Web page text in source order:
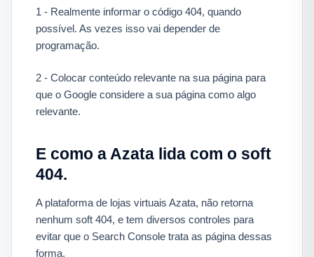
1 - Realmente informar o código 404, quando
possível. As vezes isso vai depender de
programação.
2 - Colocar conteúdo relevante na sua página para
que o Google considere a sua página como algo
relevante.
E como a Azata lida com o soft
404.
A plataforma de lojas virtuais Azata, não retorna
nenhum soft 404, e tem diversos controles para
evitar que o Search Console trata as página dessas
forma.